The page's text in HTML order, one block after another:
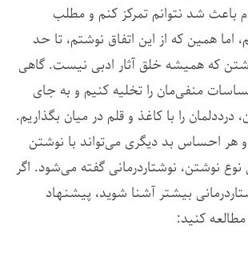
شد نتوانم تمرکز کنم و مطلب
اما همین که از این اتفاق نوشتم، تا حد
که همیشه خلق آثار ادبی نیست. گاهی
منفی‌مان را تخلیه کنیم و به جای
درددلمان را با کاغذ و قلم در میان بگذاریم.
هر احساس بد دیگری می‌تواند با نوشتن
نوشتن، نوشتاردرمانی گفته می‌شود. اگر
بیشتر آشنا شوید، پیشنهاد
کنید: